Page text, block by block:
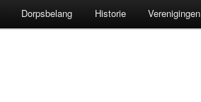
Dorpsbelang Historie Verenigingen